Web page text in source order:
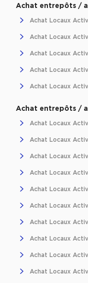
Location d'Entrepôts
Location d'Entrepôts
Location d'Entrepôts
Location d'Entrepôts
Location d'Entrepôts
Location d'Entrepôts
Achat d'Entrepôts /
Achat d'Entrepôts /
Achat d'Entrepôts /
Achat d'Entrepôts /
Achat d'Entrepôts /
Achat d'Entrepôts /
Achat entrepôts /
Achat Locaux
Achat Locaux
Achat Locaux
Achat Locaux
Achat Locaux
Achat entrepôts /
Achat Locaux
Achat Locaux
Achat Locaux
Achat Locaux
Achat Locaux
Achat Locaux
Achat Locaux
Achat Locaux
Achat Locaux
Achat Locaux